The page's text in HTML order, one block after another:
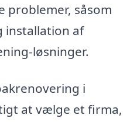
problemer, såsom
installation af
løsninger.
i
at vælge et firma,